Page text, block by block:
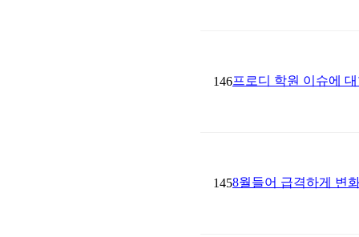
146프로디 학원 이슈에
1458월들어 급격하게 변